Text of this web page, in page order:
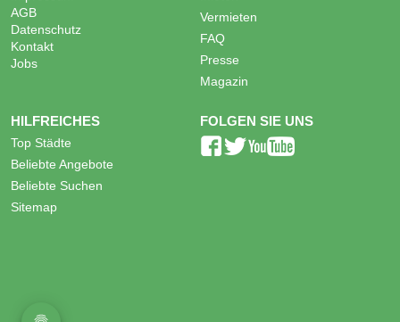
AGB
Datenschutz
Kontakt
Jobs
Vermieten
FAQ
Presse
Magazin
HILFREICHES
Top Städte
Beliebte Angebote
Beliebte Suchen
Sitemap
FOLGEN SIE UNS